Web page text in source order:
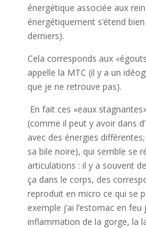
énergétique associée aux
énergétiquement s’étend
derniers).
Cela corresponds aux
appelle la MTC (il y a un
que je ne retrouve pas).
En fait ces «eaux
(comme il peut y avoir dans
avec des énergies
sa bile noire), qui semble se
articulations : il y a souvent
ça dans le corps, des
reproduit en micro ce qui se
exemple j’ai l’estomac en
inflammation de la gorge, la